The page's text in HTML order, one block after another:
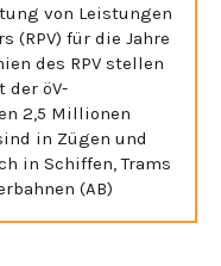
von Leistungen
(RPV) für die Jahre
des RPV stellen
der öV-
2,5 Millionen
in Zügen und
in Schiffen, Trams
(AB)